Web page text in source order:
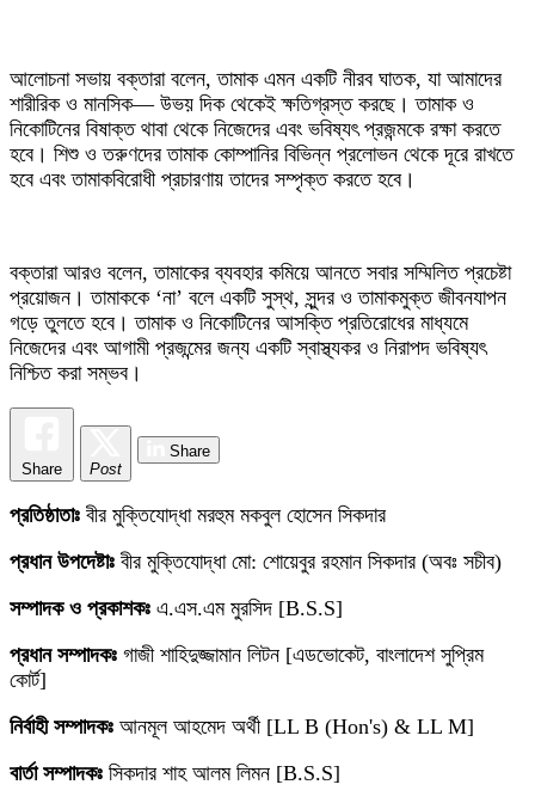
আলোচনা সভায় বক্তারা বলেন, তামাক এমন একটি নীরব ঘাতক, যা আমাদের
শারীরিক ও মানসিক— উভয় দিক থেকেই ক্ষতিগ্রস্ত করছে। তামাক ও
নিকোটিনের বিষাক্ত থাবা থেকে নিজেদের এবং ভবিষ্যৎ প্রজন্মকে রক্ষা করতে
হবে। শিশু ও তরুণদের তামাক কোম্পানির বিভিন্ন প্রলোভন থেকে দূরে রাখতে
হবে এবং তামাকবিরোধী প্রচারণায় তাদের সম্পৃক্ত করতে হবে।
বক্তারা আরও বলেন, তামাকের ব্যবহার কমিয়ে আনতে সবার সম্মিলিত প্রচেষ্টা
প্রয়োজন। তামাককে ‘না’ বলে একটি সুস্থ, সুন্দর ও তামাকমুক্ত জীবনযাপন
গড়ে তুলতে হবে। তামাক ও নিকোটিনের আসক্তি প্রতিরোধের মাধ্যমে
নিজেদের এবং আগামী প্রজন্মের জন্য একটি স্বাস্থ্যকর ও নিরাপদ ভবিষ্যৎ
নিশ্চিত করা সম্ভব।
Share Post
Share
প্রতিষ্ঠাতাঃ বীর মুক্তিযোদ্ধা মরহুম মকবুল হোসেন সিকদার
প্রধান উপদেষ্টাঃ বীর মুক্তিযোদ্ধা মো: শোয়েবুর রহমান সিকদার (অবঃ সচীব)
সম্পাদক ও প্রকাশকঃ এ.এস.এম মুরসিদ [B.S.S]
প্রধান সম্পাদকঃ গাজী শাহিদুজ্জামান লিটন [এডভোকেট, বাংলাদেশ সুপ্রিম
কোর্ট]
নির্বাহী সম্পাদকঃ আনমূল আহমেদ অর্থী [LL B (Hon's) & LL M]
বার্তা সম্পাদকঃ সিকদার শাহ আলম লিমন [B.S.S]